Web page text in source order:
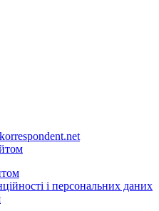
і персональних даних